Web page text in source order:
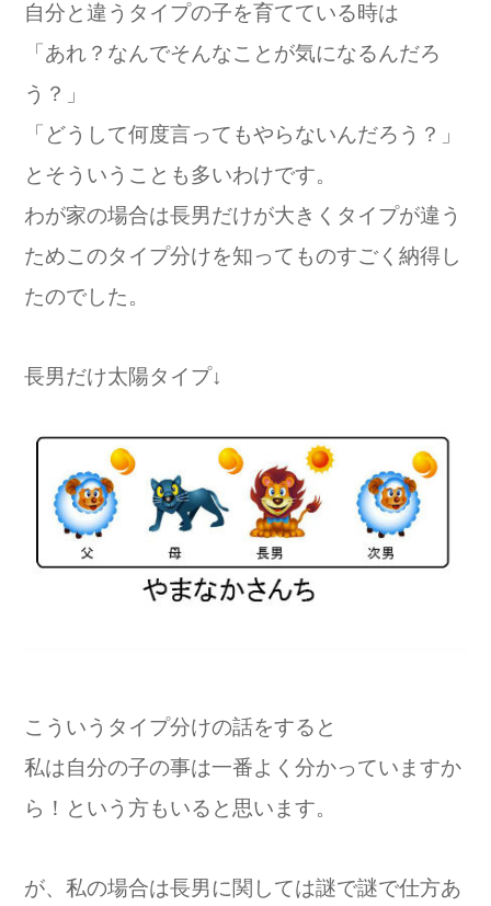
自分と違うタイプの子を育てている時は
「あれ？なんでそんなことが気になるんだろ
う？」
「どうして何度言ってもやらないんだろう？」
とそういうことも多いわけです。
わが家の場合は長男だけが大きくタイプが違う
ためこのタイプ分けを知ってものすごく納得し
たのでした。
長男だけ太陽タイプ↓
こういうタイプ分けの話をすると
私は自分の子の事は一番よく分かっていますか
ら！という方もいると思います。
が、私の場合は長男に関しては謎で謎で仕方あ